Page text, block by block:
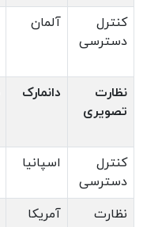
کنترل
دسترسی
آلمان
نظارت
تصویری
دانمارک
کنترل
دسترسی
اسپانیا
نظارت
آمریکا